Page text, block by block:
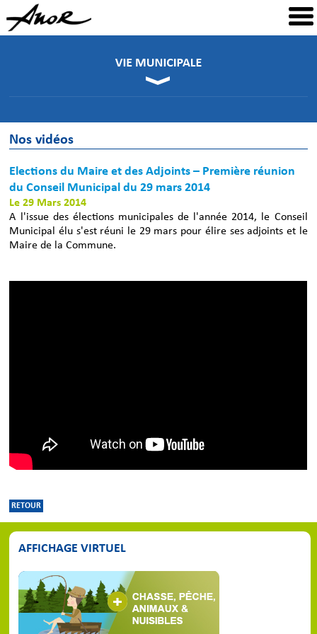
Nos vidéos
Elections du Maire et des Adjoints – Première réunion
du Conseil Municipal du 29 mars 2014
Le 29 Mars 2014
A l'issue des élections municipales de l'année 2014, le Conseil
Municipal élu s'est réuni le 29 mars pour élire ses adjoints et le
Maire de la Commune.
RETOUR
AFFICHAGE VIRTUEL